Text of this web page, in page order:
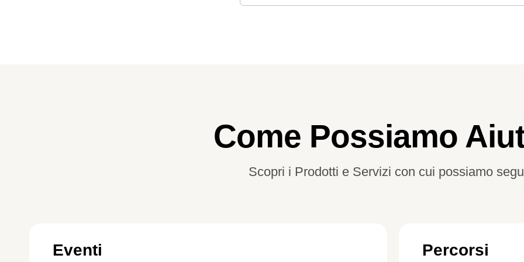
Come Possiamo
Scopri i Prodotti e Servizi con cui possiamo
Eventi Percorsi